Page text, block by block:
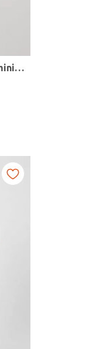
Maiô Texturizado Plus Size Feminino PRETO